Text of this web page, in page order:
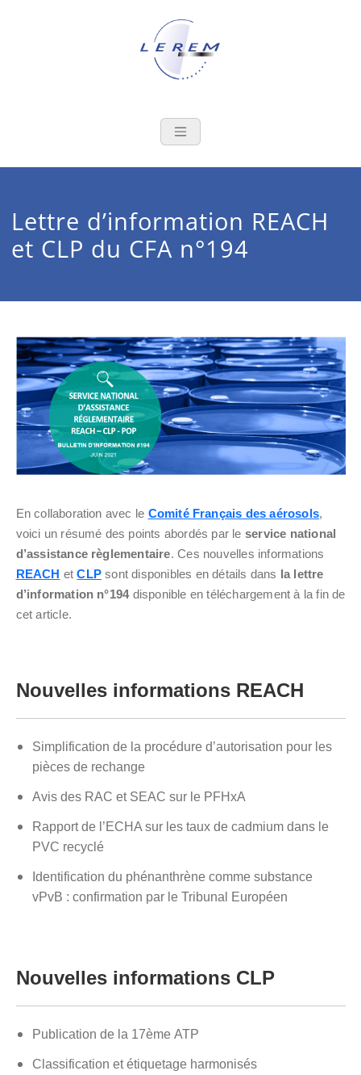
LEREM
Lettre d’information REACH
et CLP du CFA n°194
En collaboration avec le Comité Français des aérosols,
voici un résumé des points abordés par le service national
d’assistance règlementaire. Ces nouvelles informations
REACH etCLPsont disponibles en détails dans la lettre
d’information n°194disponible en téléchargement à la fin de
cet article.
Nouvelles informations REACH
Simplification de la procédure d’autorisation pour les
pièces de rechange
Avis des RAC et SEAC sur le PFHxA
Rapport de l’ECHA sur les taux de cadmium dans le
PVC recyclé
Identification du phénanthrène comme substance
vPvB : confirmation par le Tribunal Européen
Nouvelles informations CLP
Publication de la 17ème ATP
Classification et étiquetage harmonisés